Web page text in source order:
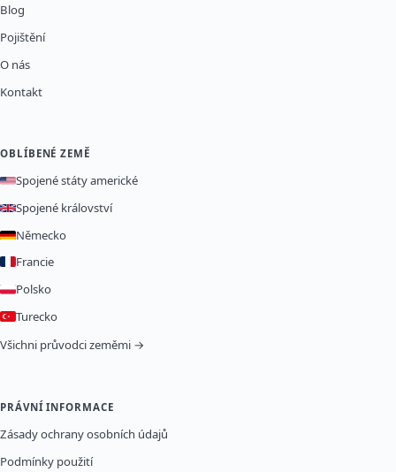
Blog
Pojištění
O nás
Kontakt
OBLÍBENÉ ZEMĚ
Spojené státy americké
Spojené království
Německo
Francie
Polsko
Turecko
Všichni průvodci zeměmi →
PRÁVNÍ INFORMACE
Zásady ochrany osobních údajů
Podmínky použití